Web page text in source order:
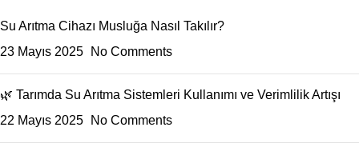
Su Arıtma Cihazı Musluğa Nasıl Takılır?
23 Mayıs 2025
No Comments
🌿 Tarımda Su Arıtma Sistemleri Kullanımı ve Verimlilik Artışı
22 Mayıs 2025
No Comments